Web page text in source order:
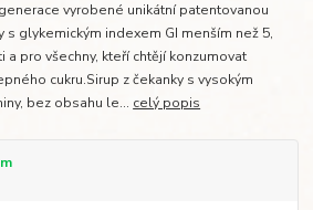
vyrobené unikátní patentovanou
glykemickým indexem GI menším než 5,
pro všechny, kteří chtějí konzumovat
cukru.Sirup z čekanky s vysokým
bez obsahu le... celý popis